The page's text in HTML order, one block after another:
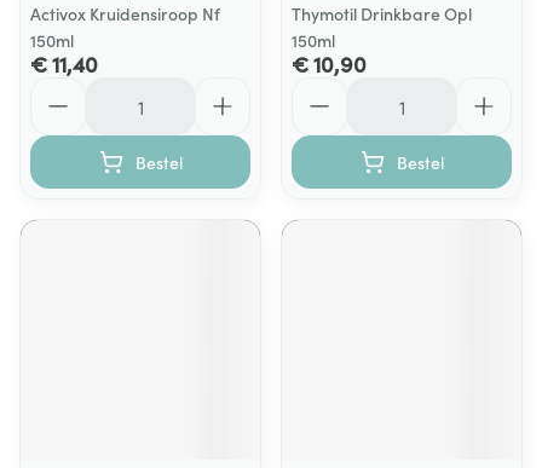
Activox Kruidensiroop Nf
150ml
€ 11,40
Bestel
Thymotil Drinkbare Opl
150ml
€ 10,90
Bestel